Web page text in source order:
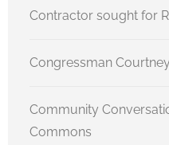
Contractor sought for
Congressman
Community
Commons